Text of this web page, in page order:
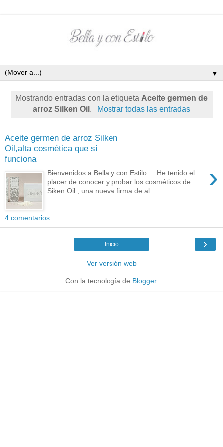
▼
Mostrando entradas con la etiqueta Aceite germen de
arroz Silken Oil . Mostrar todas las entradas
Aceite germen de arroz Silken
Oil,alta cosmética que sí
funciona
›
Bienvenidos a Bella y con Estilo He tenido el
placer de conocer y probar los cosméticos de
Siken Oil , una nueva firma de al...
4 comentarios:
›
Inicio
Ver versión web
Con la tecnología de Blogger.